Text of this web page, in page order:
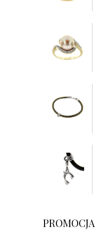
PROMOCJA